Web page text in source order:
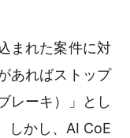
まれた案件に対
あればストップ
レーキ）」とし
しかし、AI CoE